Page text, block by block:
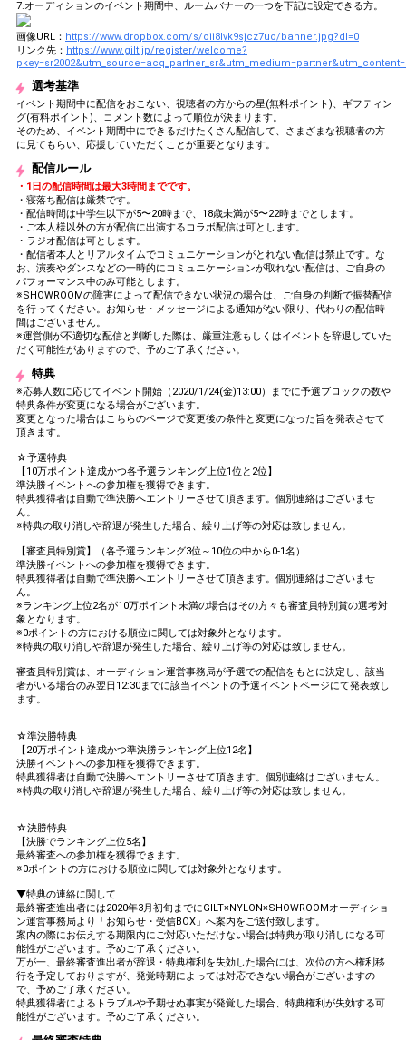
7.オーディションのイベント期間中、ルームバナーの一つを下記に設定できる方。
画像URL： https://www.dropbox.com/s/oii8lvk9sjcz7uo/banner.jpg?dl=0
リンク先： https://www.gilt.jp/register/welcome?
選考基準
イベント期間中に配信をおこない、視聴者の方からの星(無料ポイント)、ギフティン
グ(有料ポイント)、コメント数によって順位が決まります。
そのため、イベント期間中にできるだけたくさん配信して、さまざまな視聴者の方
に見てもらい、応援していただくことが重要となります。
配信ルール
・1日の配信時間は最大3時間までです。
・寝落ち配信は厳禁です。
・配信時間は中学生以下が5〜20時まで、18歳未満が5〜22時までとします。
・ご本人様以外の方が配信に出演するコラボ配信は可とします。
・ラジオ配信は可とします。
・配信者本人とリアルタイムでコミュニケーションがとれない配信は禁止です。な
お、演奏やダンスなどの一時的にコミュニケーションが取れない配信は、ご自身の
パフォーマンス中のみ可能とします。
※SHOWROOMの障害によって配信できない状況の場合は、ご自身の判断で振替配信
を行ってください。お知らせ・メッセージによる通知がない限り、代わりの配信時
間はございません。
※運営側が不適切な配信と判断した際は、厳重注意もしくはイベントを辞退していた
だく可能性がありますので、予めご了承ください。
特典
※応募人数に応じてイベント開始（2020/1/24(金)13:00）までに予選ブロックの数や
特典条件が変更になる場合がございます。
変更となった場合はこちらのページで変更後の条件と変更になった旨を発表させて
頂きます。
☆予選特典
【10万ポイント達成かつ各予選ランキング上位1位と2位】
準決勝イベントへの参加権を獲得できます。
特典獲得者は自動で準決勝へエントリーさせて頂きます。個別連絡はございませ
ん。
※特典の取り消しや辞退が発生した場合、繰り上げ等の対応は致しません。
【審査員特別賞】（各予選ランキング3位～10位の中から0-1名）
準決勝イベントへの参加権を獲得できます。
特典獲得者は自動で準決勝へエントリーさせて頂きます。個別連絡はございませ
ん。
※ランキング上位2名が10万ポイント未満の場合はその方々も審査員特別賞の選考対
象となります。
※0ポイントの方における順位に関しては対象外となります。
※特典の取り消しや辞退が発生した場合、繰り上げ等の対応は致しません。
審査員特別賞は、オーディション運営事務局が予選での配信をもとに決定し、該当
者がいる場合のみ翌日12:30までに該当イベントの予選イベントページにて発表致し
ます。
☆準決勝特典
【20万ポイント達成かつ準決勝ランキング上位12名】
決勝イベントへの参加権を獲得できます。
特典獲得者は自動で決勝へエントリーさせて頂きます。個別連絡はございません。
※特典の取り消しや辞退が発生した場合、繰り上げ等の対応は致しません。
☆決勝特典
【決勝でランキング上位5名】
最終審査への参加権を獲得できます。
※0ポイントの方における順位に関しては対象外となります。
▼特典の連絡に関して
最終審査進出者には2020年3月初旬までにGILT×NYLON×SHOWROOMオーディショ
ン運営事務局より「お知らせ・受信BOX」へ案内をご送付致します。
案内の際にお伝えする期限内にご対応いただけない場合は特典が取り消しになる可
能性がございます。予めご了承ください。
万が一、最終審査進出者が辞退・特典権利を失効した場合には、次位の方へ権利移
行を予定しておりますが、発覚時期によっては対応できない場合がございますの
で、予めご了承ください。
特典獲得者によるトラブルや予期せぬ事実が発覚した場合、特典権利が失効する可
能性がございます。予めご了承ください。